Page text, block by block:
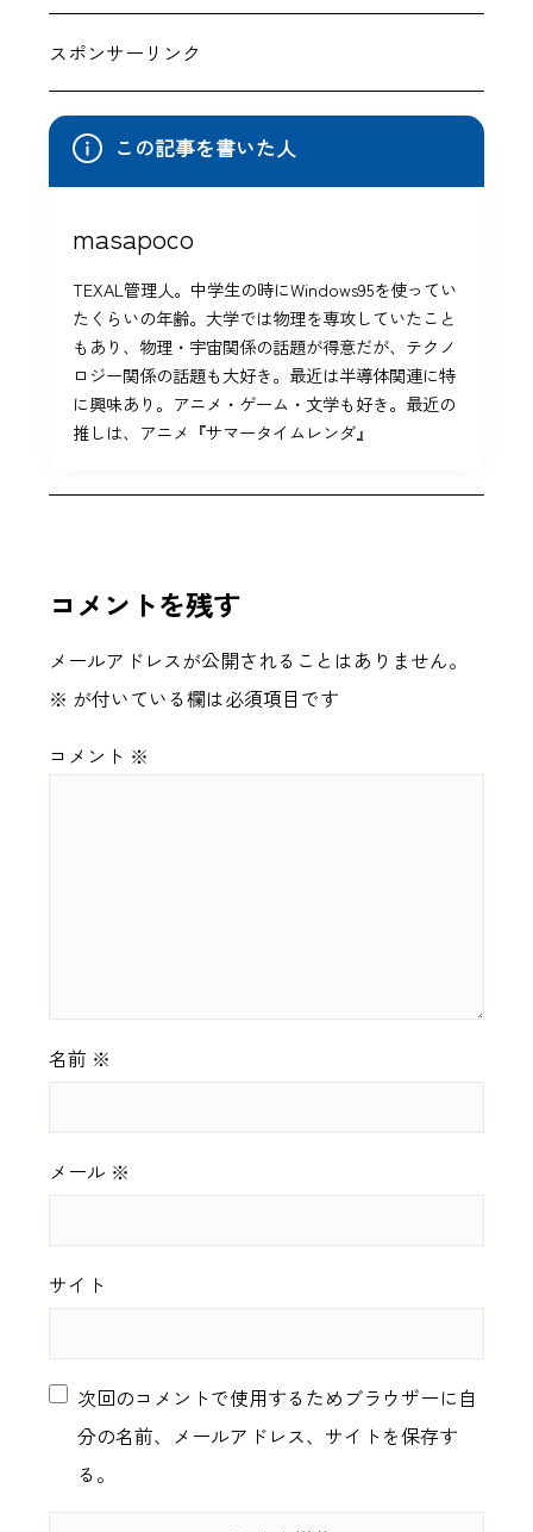
スポンサーリンク
この記事を書いた人
masapoco
TEXAL管理人。中学生の時にWindows95を使ってい
たくらいの年齢。大学では物理を専攻していたこと
もあり、物理・宇宙関係の話題が得意だが、テクノ
ロジー関係の話題も大好き。最近は半導体関連に特
に興味あり。アニメ・ゲーム・文学も好き。最近の
推しは、アニメ『サマータイムレンダ』
コメントを残す
メールアドレスが公開されることはありません。
※ が付いている欄は必須項目です
コメント ※
名前 ※
メール ※
サイト
次回のコメントで使用するためブラウザーに自
分の名前、メールアドレス、サイトを保存す
る。